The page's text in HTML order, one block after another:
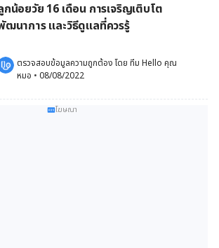
กน้อยวัย 16 เดือน การเจริญเติบโต
ฒนาการ และวิธีดูแลที่ควรรู้
ตรวจสอบข้อมูลความถูกต้อง โดย ทีม Hello คุณ
หมอ • 08/08/2022
โฆษณา